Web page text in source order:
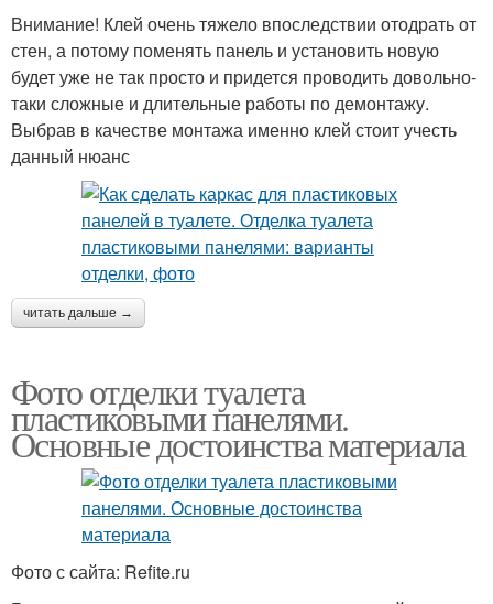
Внимание! Клей очень тяжело впоследствии отодрать от
стен, а потому поменять панель и установить новую
будет уже не так просто и придется проводить довольно-
таки сложные и длительные работы по демонтажу.
Выбрав в качестве монтажа именно клей стоит учесть
данный нюанс
читать дальше →
Фото отделки туалета
пластиковыми панелями.
Основные достоинства материала
Фото с сайта: Refite.ru